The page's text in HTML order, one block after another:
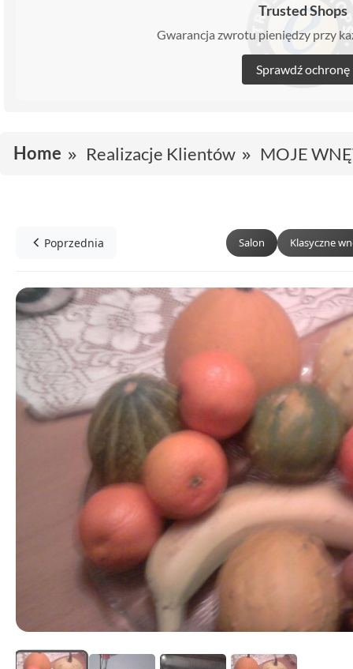
Trusted Shops
Gwarancja zwrotu pieniędzy przy
Sprawdź ochronę
Home Realizacje Klientów MOJE
Poprzednia Salon Klasyczne